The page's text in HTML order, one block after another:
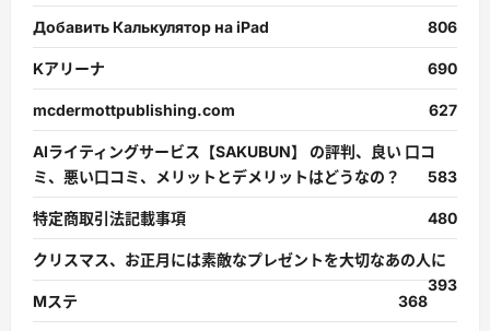
Добавить Калькулятор на iPad 806
Kアリーナ 690
mcdermottpublishing.com 627
AIライティングサービス【SAKUBUN】 の評判、良い 口コ
ミ、悪い口コミ、メリットとデメリットはどうなの？
583
特定商取引法記載事項 480
クリスマス、お正月には素敵なプレゼントを大切なあの人に
393
Mステ
368